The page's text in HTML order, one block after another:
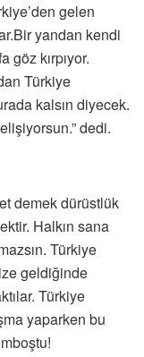
gelen
yandan kendi
göz kırpıyor.
Türkiye
kalsın diyecek.
dedi.
demek dürüstlük
Halkın sana
Türkiye
geldiğinde
Türkiye
yaparken bu